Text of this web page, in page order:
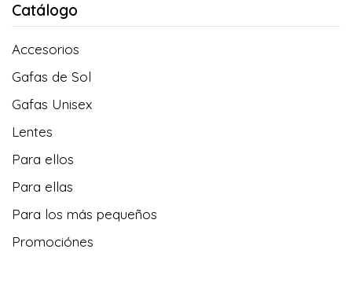
Catálogo
Accesorios
Gafas de Sol
Gafas Unisex
Lentes
Para ellos
Para ellas
Para los más pequeños
Promociónes